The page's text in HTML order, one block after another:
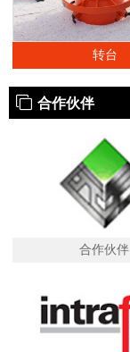
转台
合作伙伴
合作伙伴